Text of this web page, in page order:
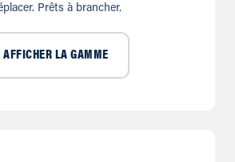
Prêts à brancher.
AFFICHER LA GAMME